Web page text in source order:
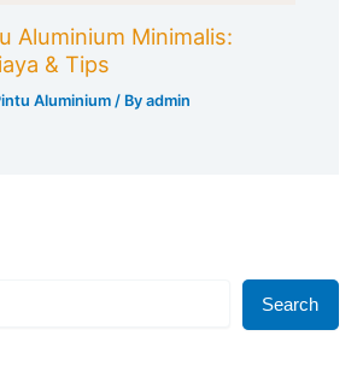
Aluminium Minimalis:
& Tips
Aluminium/ Byadmin
Search